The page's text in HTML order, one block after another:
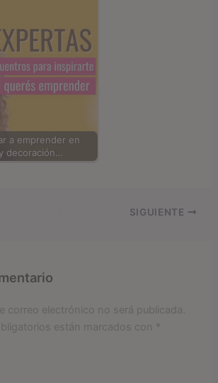
a emprender en
decoración…
SIGUIENTE
correo electrónico no será publicada.
están marcados con *